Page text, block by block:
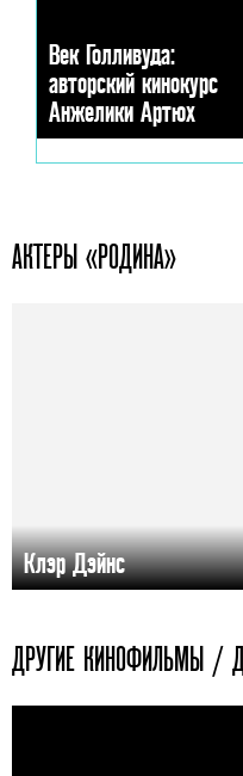
Век Голливуда:
авторский кинокурс
Анжелики Артюх
АКТЕРЫ «РОДИНА»
Клэр Дэйнс
ДРУГИЕ КИНОФИЛЬМЫ /